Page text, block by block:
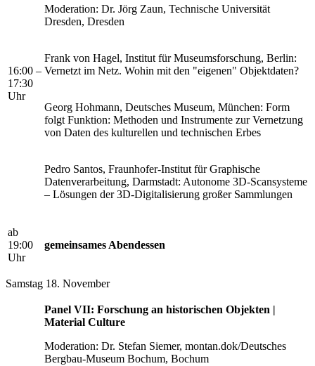
16:00 –
17:30
Uhr
Moderation: Dr. Jörg Zaun, Technische Universität
Dresden, Dresden
Frank von Hagel, Institut für Museumsforschung, Berlin:
Vernetzt im Netz. Wohin mit den "eigenen" Objektdaten?
Georg Hohmann, Deutsches Museum, München: Form
folgt Funktion: Methoden und Instrumente zur Vernetzung
von Daten des kulturellen und technischen Erbes
Pedro Santos, Fraunhofer-Institut für Graphische
Datenverarbeitung, Darmstadt: Autonome 3D-Scansysteme
– Lösungen der 3D-Digitalisierung großer Sammlungen
ab
19:00
Uhr
gemeinsames Abendessen
Samstag 18. November
Panel VII: Forschung an historischen Objekten |
Material Culture
Moderation: Dr. Stefan Siemer, montan.dok/Deutsches
Bergbau-Museum Bochum, Bochum